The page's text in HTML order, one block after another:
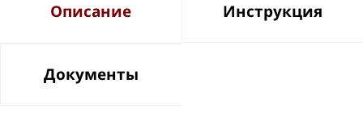
Описание Инструкция
Документы